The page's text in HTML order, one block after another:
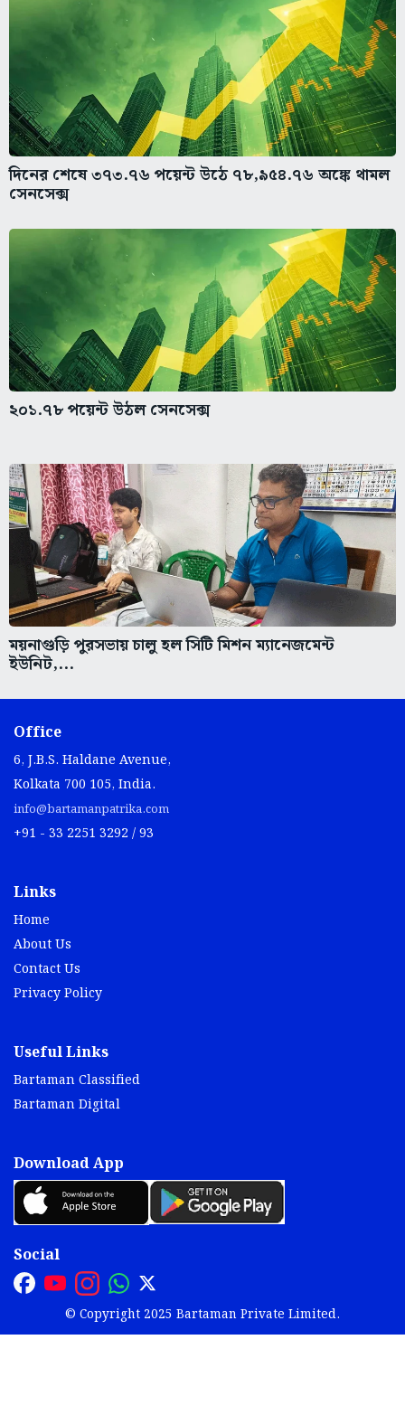
দিনের শেষে ৩৭৩.৭৬ পয়েন্ট উঠে ৭৮,৯৫৪.৭৬ অঙ্কে থামল
সেনসেক্স
২০১.৭৮ পয়েন্ট উঠল সেনসেক্স
ময়নাগুড়ি পুরসভায় চালু হল সিটি মিশন ম্যানেজমেন্ট
ইউনিট,...
Office
6, J.B.S. Haldane Avenue,
Kolkata 700 105, India.
info@bartamanpatrika.com
+91 - 33 2251 3292 / 93
Links
Home
About Us
Contact Us
Privacy Policy
Useful Links
Bartaman Classified
Bartaman Digital
Download App
Social
© Copyright 2025 Bartaman Private Limited.